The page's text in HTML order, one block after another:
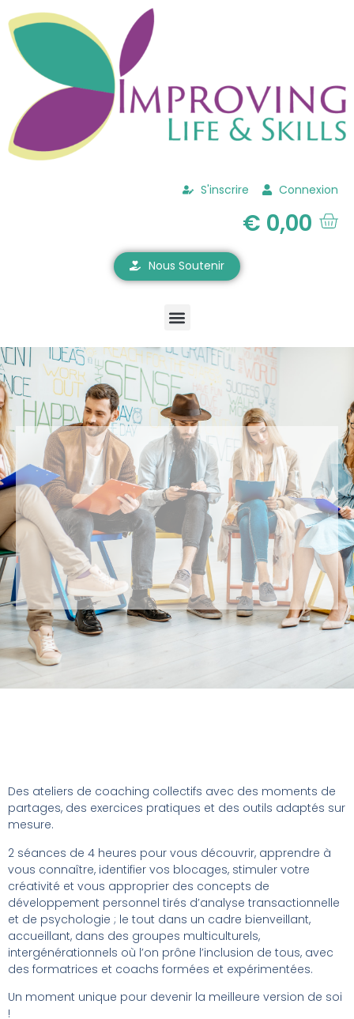
S'inscrire Connexion
€ 0,00
Nous Soutenir
Des ateliers de coaching collectifs avec des moments de
partages, des exercices pratiques et des outils adaptés sur
mesure.
2 séances de 4 heures pour vous découvrir, apprendre à
vous connaître, identifier vos blocages, stimuler votre
créativité et vous approprier des concepts de
développement personnel tirés d’analyse transactionnelle
et de psychologie ; le tout dans un cadre bienveillant,
accueillant, dans des groupes multiculturels,
intergénérationnels où l’on prône l’inclusion de tous, avec
des formatrices et coachs formées et expérimentées.
Un moment unique pour devenir la meilleure version de soi
!